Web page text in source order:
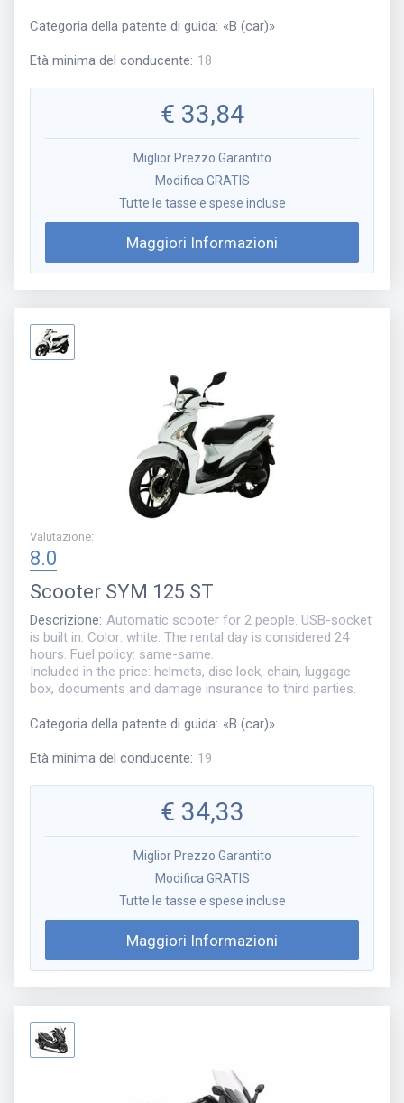
Categoria della patente di guida: «B (car)»
Età minima del conducente: 18
€ 33,84
Miglior Prezzo Garantito
Modifica GRATIS
Tutte le tasse e spese incluse
Maggiori Informazioni
Valutazione:
8.0
Scooter SYM 125 ST
Descrizione: Automatic scooter for 2 people. USB-socket
is built in. Color: white. The rental day is considered 24
hours. Fuel policy: same-same.
Included in the price: helmets, disc lock, chain, luggage
box, documents and damage insurance to third parties.
Categoria della patente di guida: «B (car)»
Età minima del conducente: 19
€ 34,33
Miglior Prezzo Garantito
Modifica GRATIS
Tutte le tasse e spese incluse
Maggiori Informazioni